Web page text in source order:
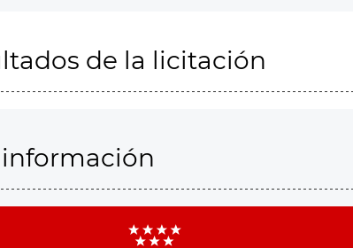
de la licitación